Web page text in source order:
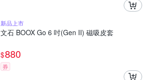
新品上市
文石 BOOX Go 6 吋(Gen II) 磁吸皮套
$880
券